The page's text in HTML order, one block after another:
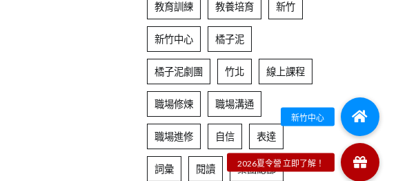
教育訓練 教養培育 新竹
新竹中心 橘子泥
橘子泥劇團 竹北 線上課程
職場修煉 職場溝通
職場進修 自信 表達
詞彙 閱讀 集團總部